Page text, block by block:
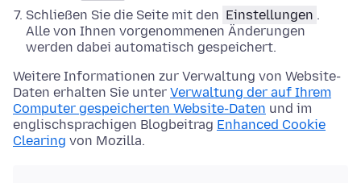
Schließen Sie die Seite mit den Einstellungen .
Alle von Ihnen vorgenommenen Änderungen
werden dabei automatisch gespeichert.
Weitere Informationen zur Verwaltung von Website-
Daten erhalten Sie unter Verwaltung der auf Ihrem
Computer gespeicherten Website-Daten und im
englischsprachigen Blogbeitrag Enhanced Cookie
Clearing von Mozilla.